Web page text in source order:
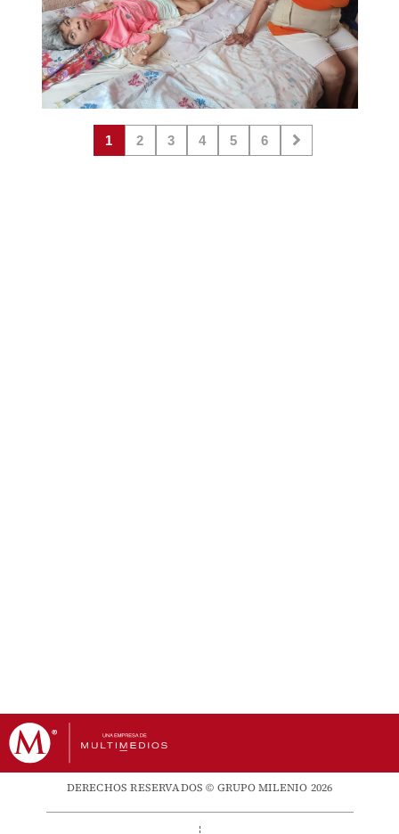
1 2 3 4 5 6
DERECHOS RESERVADOS © GRUPO MILENIO 2026